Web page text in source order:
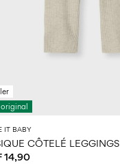
IT BABY
CÔTELÉ LEGGINGS
14,90